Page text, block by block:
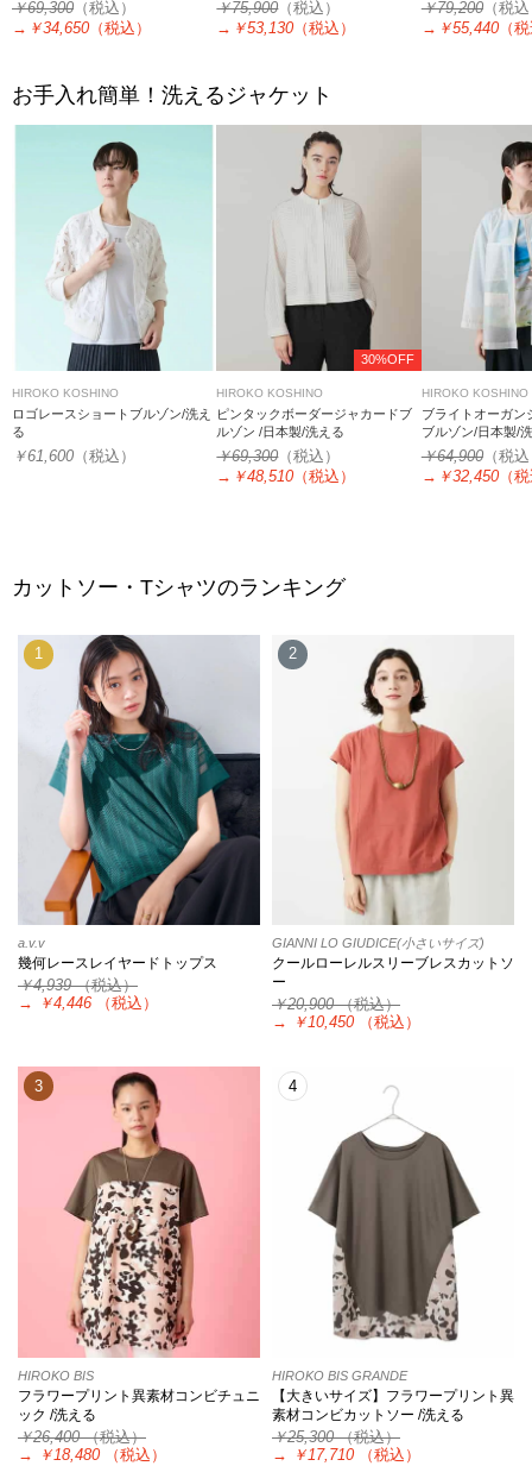
￥69,300 （税込）
→ ￥34,650 （税込）
￥75,900（税込）
→ ￥53,130 （税込）
￥79,200（税
→ ￥55,440（
お手入れ簡単！洗えるジャケット
HIROKO KOSHINO
ロゴレースショートブルゾン/洗え
る
￥61,600 （税込）
30%OFF
HIROKO KOSHINO
ピンタックボーダージャカードブ
ルゾン /日本製/洗える
￥69,300（税込）
→ ￥48,510 （税込）
HIROKO KOSHINO
ブライトオーガン
ブルゾン/日本製/
￥64,900（税
→ ￥32,450（
カットソー・Tシャツのランキング
1
a.v.v
幾何レースレイヤードトップス
￥4,939（税込）
→
￥4,446 （税込）
2
GIANNI LO GIUDICE(小さいサイズ)
クールローレルスリーブレスカットソ
ー
￥20,900（税込）
→
￥10,450 （税込）
3
HIROKO BIS
フラワープリント異素材コンビチュニ
ック /洗える
￥26,400（税込）
→
￥18,480 （税込）
4
HIROKO BIS GRANDE
【大きいサイズ】フラワープリント異
素材コンビカットソー /洗える
￥25,300（税込）
→
￥17,710 （税込）